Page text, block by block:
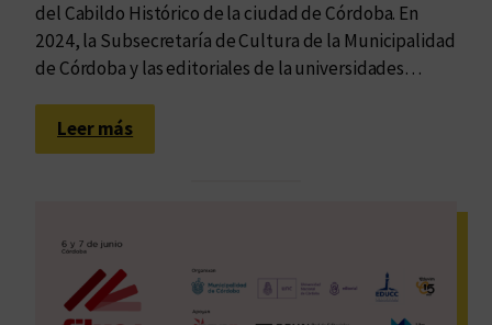
del Cabildo Histórico de la ciudad de Córdoba. En
2024, la Subsecretaría de Cultura de la Municipalidad
de Córdoba y las editoriales de la universidades…
Leer más:
L
U
p